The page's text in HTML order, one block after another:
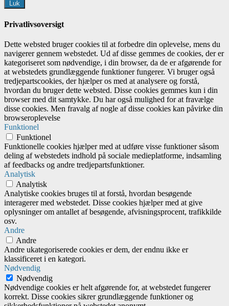
Luk
Privatlivsoversigt
Dette websted bruger cookies til at forbedre din oplevelse, mens du
navigerer gennem webstedet. Ud af disse gemmes de cookies, der er
kategoriseret som nødvendige, i din browser, da de er afgørende for
at webstedets grundlæggende funktioner fungerer. Vi bruger også
tredjepartscookies, der hjælper os med at analysere og forstå,
hvordan du bruger dette websted. Disse cookies gemmes kun i din
browser med dit samtykke. Du har også mulighed for at fravælge
disse cookies. Men fravalg af nogle af disse cookies kan påvirke din
browseroplevelse
Funktionel
Funktionel
Funktionelle cookies hjælper med at udføre visse funktioner såsom
deling af webstedets indhold på sociale medieplatforme, indsamling
af feedbacks og andre tredjepartsfunktioner.
Analytisk
Analytisk
Analytiske cookies bruges til at forstå, hvordan besøgende
interagerer med webstedet. Disse cookies hjælper med at give
oplysninger om antallet af besøgende, afvisningsprocent, trafikkilde
osv.
Andre
Andre
Andre ukategoriserede cookies er dem, der endnu ikke er
klassificeret i en kategori.
Nødvendig
Nødvendig
Nødvendige cookies er helt afgørende for, at webstedet fungerer
korrekt. Disse cookies sikrer grundlæggende funktioner og